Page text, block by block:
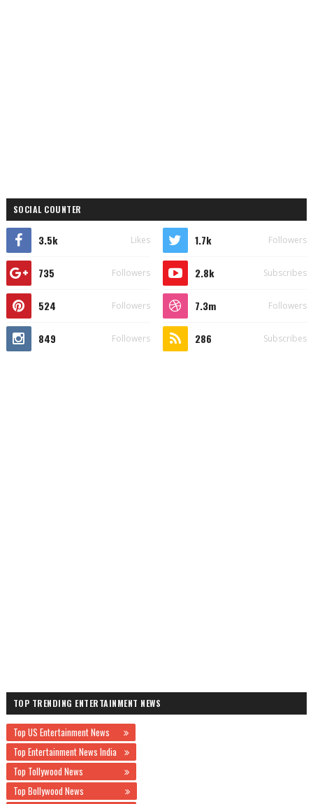
SOCIAL COUNTER
3.5k Likes 1.7k Followers
735 Followers 2.8k Subscribes
524 Followers 7.3m Followers
849 Followers 286 Subscribes
TOP TRENDING ENTERTAINMENT NEWS
Top US Entertainment News
Top Entertainment News India
Top Tollywood News
Top Bollywood News